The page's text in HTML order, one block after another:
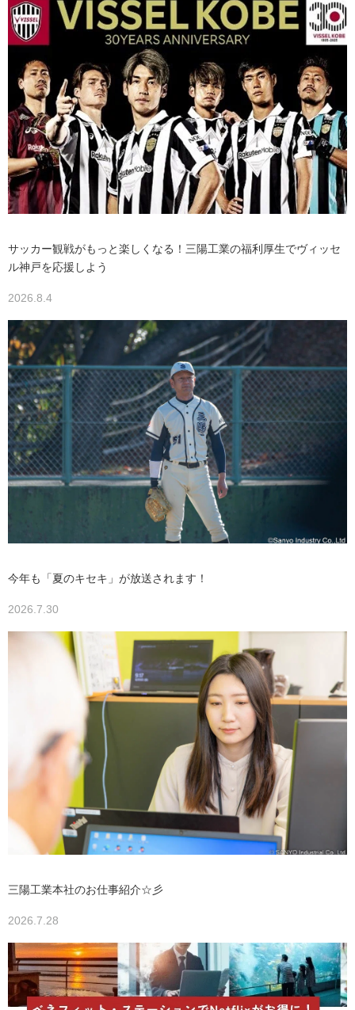
サッカー観戦がもっと楽しくなる！三陽工業の福利厚生でヴィッセ
ル神戸を応援しよう
2026.8.4
今年も「夏のキセキ」が放送されます！
2026.7.30
三陽工業本社のお仕事紹介☆彡
2026.7.28